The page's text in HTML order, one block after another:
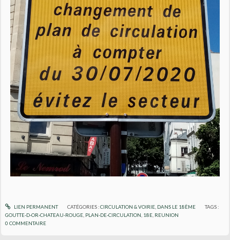
LIEN PERMANENT CATÉGORIES :CIRCULATION & VOIRIE, DANS LE 18ÈME
TAGS :
GOUTTE-D-OR-CHATEAU-ROUGE PLAN-DE-CIRCULATION 18E REUNION
0 COMMENTAIRE